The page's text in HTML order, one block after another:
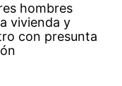
hombres
vivienda y
con presunta